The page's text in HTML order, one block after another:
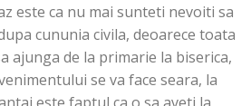
este ca nu mai sunteti nevoiti sa
cununia civila, deoarece toata
ajunga de la primarie la biserica,
se va face seara, la